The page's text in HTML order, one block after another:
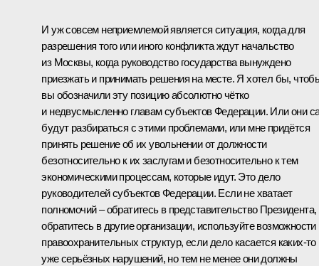
И уж совсем неприемлемой является ситуация, когда для
разрешения того или иного конфликта ждут начальство
из Москвы, когда руководство государства вынуждено
приезжать и принимать решения на месте. Я хотел бы,
вы обозначили эту позицию абсолютно чётко
и недвусмысленно главам субъектов Федерации. Или они
будут разбираться с этими проблемами, или мне придётся
принять решение об их увольнении от должности
безотносительно к их заслугам и безотносительно к тем
экономическими процессам, которые идут. Это дело
руководителей субъектов Федерации. Если не хватает
полномочий – обратитесь в представительство Президента,
обратитесь в другие организации, используйте возможности
правоохранительных структур, если дело касается каких‑то
уже серьёзных нарушений, но тем не менее они должны